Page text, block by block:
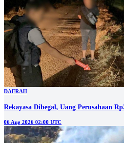
DAERAH
Rekayasa Dibegal, Uang Perusahaan
06 Aug 2026 02:00 UTC